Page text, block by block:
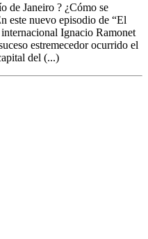
de Janeiro ? ¿Cómo se
este nuevo episodio de “El
Ignacio Ramonet
estremecedor ocurrido el
del (...)